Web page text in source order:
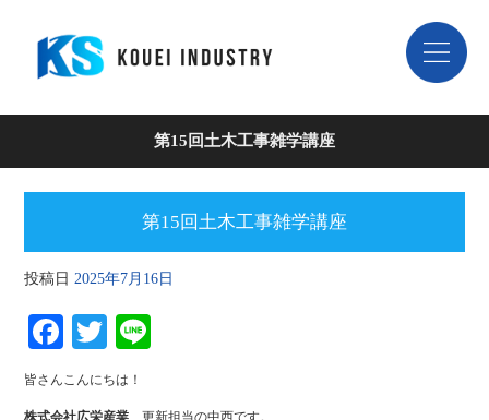
第15回土木工事雑学講座
第15回土木工事雑学講座
投稿日 2025年7月16日
Fa
ce
bo
T
wi
tte
皆さんこんにちは！